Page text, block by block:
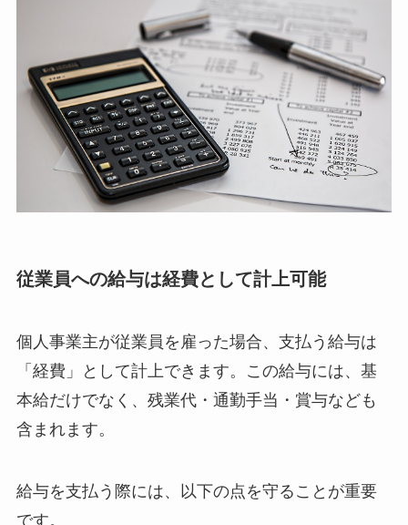
従業員への給与は経費として計上可能
個人事業主が従業員を雇った場合、支払う給与は
「経費」として計上できます。この給与には、基
本給だけでなく、残業代・通勤手当・賞与なども
含まれます。
給与を支払う際には、以下の点を守ることが重要
です。